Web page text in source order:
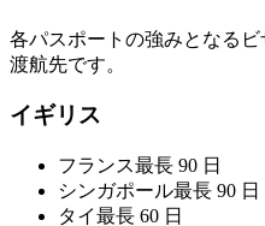
各パスポートの強みとなる
渡航先です。
イギリス
フランス最長 90 日
シンガポール最長 90 日
タイ最長 60 日